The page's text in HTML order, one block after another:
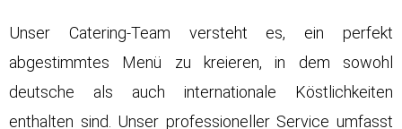
Unser Catering-Team versteht es, ein perfekt
abgestimmtes Menü zu kreieren, in dem sowohl
deutsche als auch internationale Köstlichkeiten
enthalten sind. Unser professioneller Service umfasst